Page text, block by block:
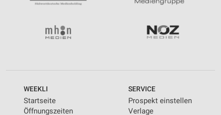
WEEKLI
Startseite
Öffnungszeiten
SERVICE
Prospekt einstellen
Verlage